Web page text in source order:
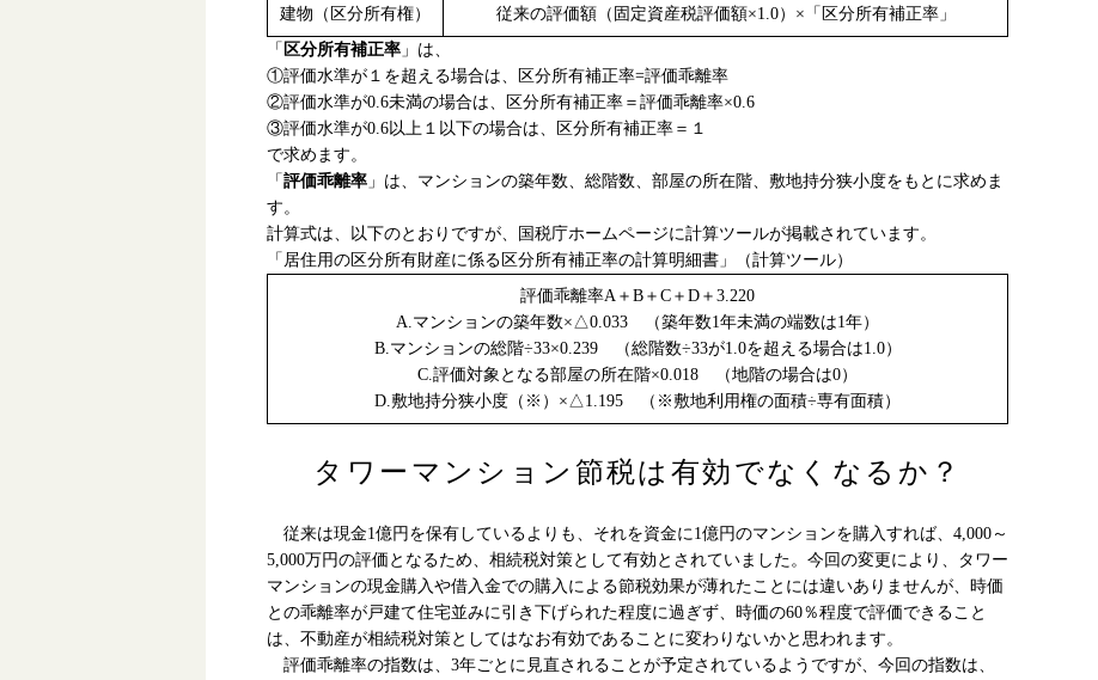
建物（区分所有権）
従来の評価額（固定資産税評価額×1.0）×「区分所有補正率」
「 区分所有補正率 」は、
①評価水準が１を超える場合は、区分所有補正率=評価乖離率
②評価水準が0.6未満の場合は、区分所有補正率＝評価乖離率×0.6
③評価水準が0.6以上１以下の場合は、区分所有補正率＝１
で求めます。
「評価乖離率 」は、マンションの築年数、総階数、部屋の所在階、敷地持分狭小度をもとに求めま
す。
計算式は、以下のとおりですが、国税庁ホームページに計算ツールが掲載されています。
「居住用の区分所有財産に係る区分所有補正率の計算明細書」（計算ツール）
評価乖離率A＋B＋C＋D＋3.220
A.マンションの築年数×△0.033 （築年数1年未満の端数は1年）
B.マンションの総階÷33×0.239 （総階数÷33が1.0を超える場合は1.0）
C.評価対象となる部屋の所在階×0.018 （地階の場合は0）
D.敷地持分狭小度（※）×△1.195 （※敷地利用権の面積÷専有面積）
タワーマンション節税は有効でなくなるか？
従来は現金1億円を保有しているよりも、それを資金に1億円のマンションを購入すれば、4,000～
5,000万円の評価となるため、相続税対策として有効とされていました。今回の変更により、タワー
マンションの現金購入や借入金での購入による節税効果が薄れたことには違いありませんが、時価
との乖離率が戸建て住宅並みに引き下げられた程度に過ぎず、時価の60％程度で評価できること
は、不動産が相続税対策としてはなお有効であることに変わりないかと思われます。
評価乖離率の指数は、3年ごとに見直されることが予定されているようですが、今回の指数は、